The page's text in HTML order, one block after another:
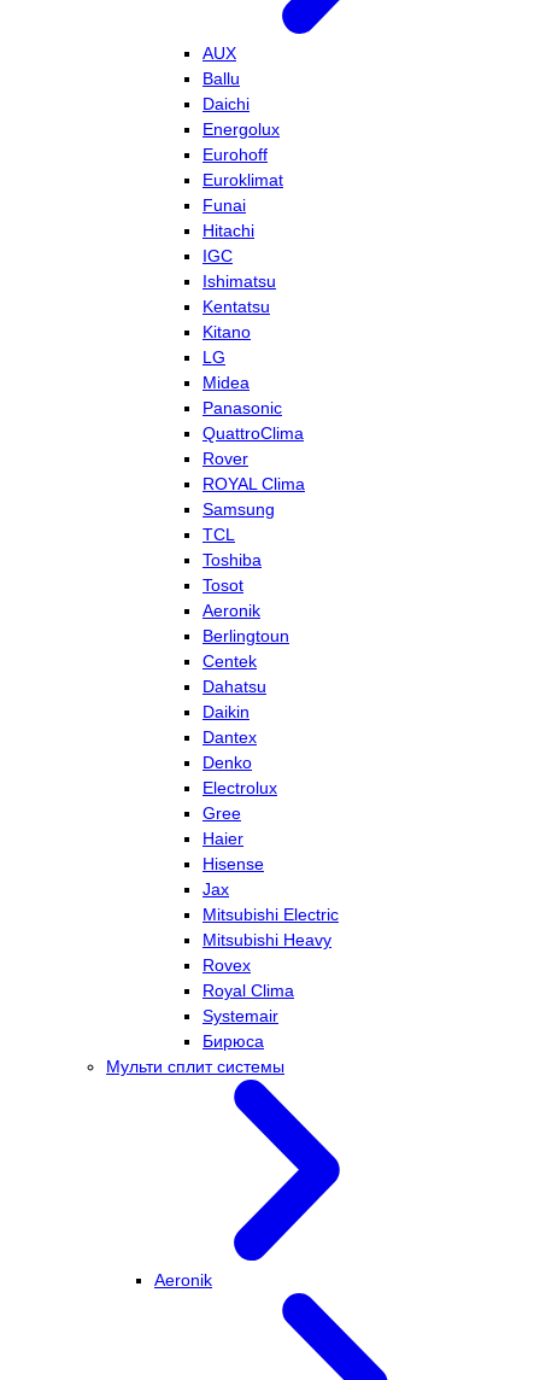
AUX
Ballu
Daichi
Energolux
Eurohoff
Euroklimat
Funai
Hitachi
IGC
Ishimatsu
Kentatsu
Kitano
LG
Midea
Panasonic
QuattroClima
Rover
ROYAL Clima
Samsung
TCL
Toshiba
Tosot
Aeronik
Berlingtoun
Centek
Dahatsu
Daikin
Dantex
Denko
Electrolux
Gree
Haier
Hisense
Jax
Mitsubishi Electric
Mitsubishi Heavy
Rovex
Royal Clima
Systemair
Бирюса
Мульти сплит системы
Aeronik